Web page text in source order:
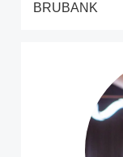
BRUBANK